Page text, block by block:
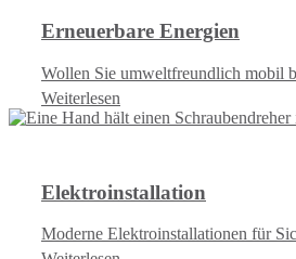
Erneuerbare Energien
Wollen Sie umweltfreundlich mobil
Weiterlesen
Elektroinstallation
Moderne Elektroinstallationen für